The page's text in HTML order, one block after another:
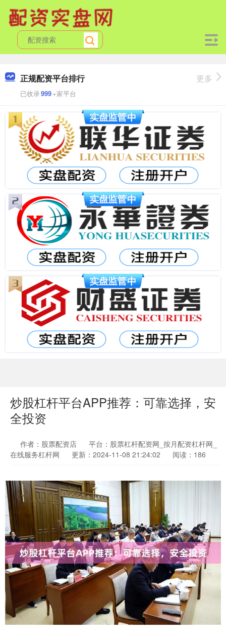
正规配资平台排行
已收录999+家平台
更多
炒股杠杆平台APP推荐：可靠选择，安
全投资
作者：股票配资店
平台：股票杠杆配资网_按月配资杠杆网_
在线服务杠杆网
更新：2024-11-08 21:24:02 阅读：186